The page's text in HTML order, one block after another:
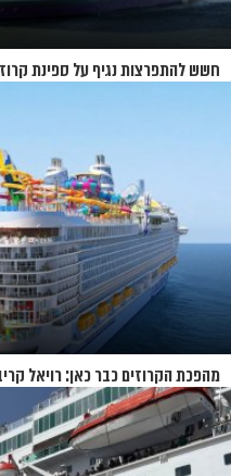
חשש להתפרצות נגיף על ספינת
את כל ההפלגה